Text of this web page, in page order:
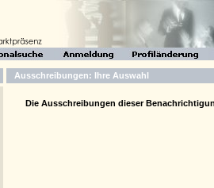
Ausschreibungen: Ihre Auswahl
Die Ausschreibungen dieser